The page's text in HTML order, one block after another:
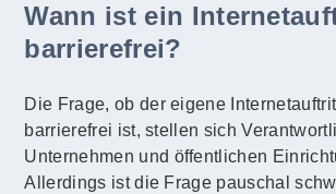
Wann ist ein
barrierefrei?
Die Frage, ob der eigene
barrierefrei ist, stellen sich
Unternehmen und öffentlichen
Allerdings ist die Frage pauschal